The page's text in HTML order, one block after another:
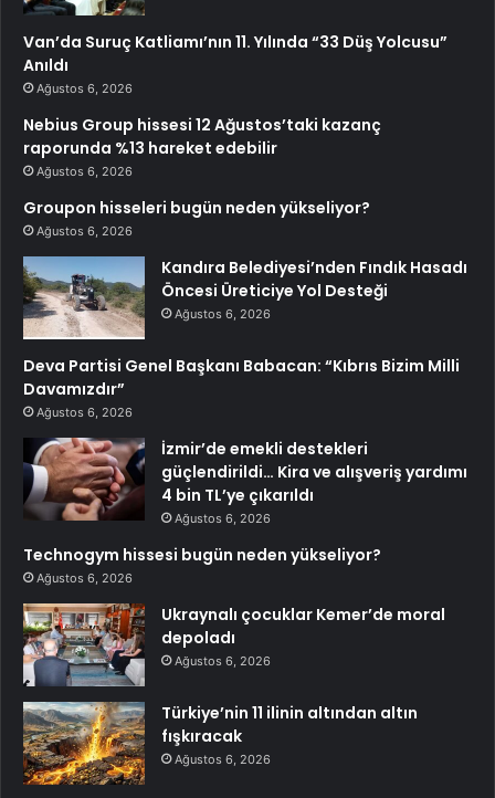
Van’da Suruç Katliamı’nın 11. Yılında “33 Düş Yolcusu”
Anıldı
Ağustos 6, 2026
Nebius Group hissesi 12 Ağustos’taki kazanç
raporunda %13 hareket edebilir
Ağustos 6, 2026
Groupon hisseleri bugün neden yükseliyor?
Ağustos 6, 2026
Kandıra Belediyesi’nden Fındık Hasadı
Öncesi Üreticiye Yol Desteği
Ağustos 6, 2026
Deva Partisi Genel Başkanı Babacan: “Kıbrıs Bizim Milli
Davamızdır”
Ağustos 6, 2026
İzmir’de emekli destekleri
güçlendirildi… Kira ve alışveriş yardımı
4 bin TL’ye çıkarıldı
Ağustos 6, 2026
Technogym hissesi bugün neden yükseliyor?
Ağustos 6, 2026
Ukraynalı çocuklar Kemer’de moral
depoladı
Ağustos 6, 2026
Türkiye’nin 11 ilinin altından altın
fışkıracak
Ağustos 6, 2026